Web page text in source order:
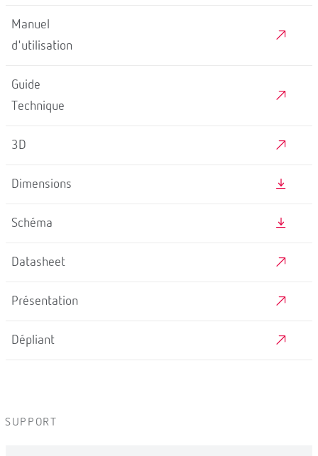
Manuel
d'utilisation
Guide
Technique
3D
Dimensions
Schéma
Datasheet
Présentation
Dépliant
SUPPORT